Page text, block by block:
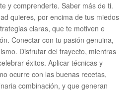
y comprenderte. Saber más de ti.
quieres, por encima de tus miedos
claras, que te motiven e
Conectar con tu pasión genuina,
Disfrutar del trayecto, mientras
éxitos. Aplicar técnicas y
ocurre con las buenas recetas,
combinación, y que generan